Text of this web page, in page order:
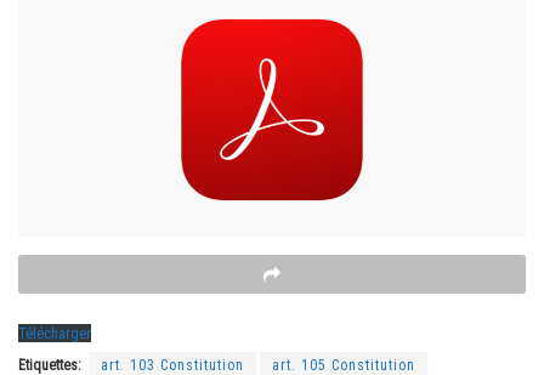
Télécharger
Etiquettes: art. 103 Constitution art. 105 Constitution